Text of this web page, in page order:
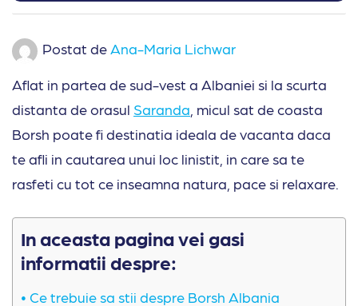
Postat de Ana-Maria Lichwar
Aflat in partea de sud-vest a Albaniei si la scurta
distanta de orasul Saranda , micul sat de coasta
Borsh poate fi destinatia ideala de vacanta daca
te afli in cautarea unui loc linistit, in care sa te
rasfeti cu tot ce inseamna natura, pace si relaxare.
In aceasta pagina vei gasi
informatii despre:
Ce trebuie sa stii despre Borsh Albania